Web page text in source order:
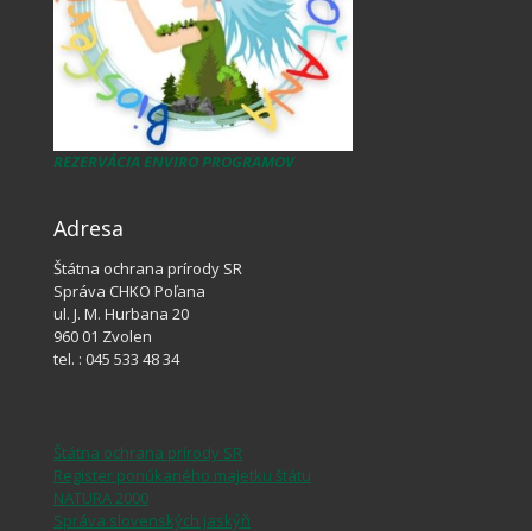
REZERVÁCIA ENVIRO PROGRAMOV
Adresa
Štátna ochrana prírody SR
Správa CHKO Poľana
ul. J. M. Hurbana 20
960 01 Zvolen
tel. : 045 533 48 34
Štátna ochrana prírody SR
Register ponúkaného majetku štátu
NATURA 2000
Správa slovenských jaskýň